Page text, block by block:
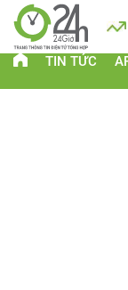
Lịch
TIN TỨC